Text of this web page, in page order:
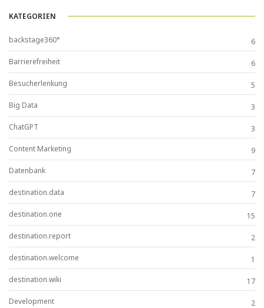
KATEGORIEN
backstage360°
6
Barrierefreiheit
6
Besucherlenkung
5
Big Data
3
ChatGPT
3
Content Marketing
9
Datenbank
7
destination.data
7
destination.one
15
destination.report
2
destination.welcome
1
destination.wiki
17
Development
2